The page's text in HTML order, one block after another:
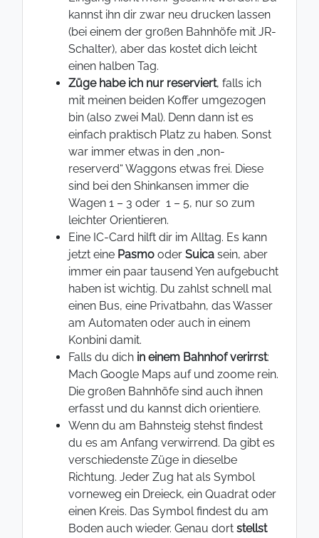
kannst ihn dir zwar neu drucken lassen
(bei einem der großen Bahnhöfe mit JR-
Schalter), aber das kostet dich leicht
einen halben Tag.
Züge habe ich nur reserviert, falls ich
mit meinen beiden Koffer umgezogen
bin (also zwei Mal). Denn dann ist es
einfach praktisch Platz zu haben. Sonst
war immer etwas in den „non-
reserverd“ Waggons etwas frei. Diese
sind bei den Shinkansen immer die
Wagen 1 – 3 oder 1 – 5, nur so zum
leichter Orientieren.
Eine IC-Card hilft dir im Alltag. Es kann
jetzt eine Pasmo oder Suica sein, aber
immer ein paar tausend Yen aufgebucht
haben ist wichtig. Du zahlst schnell mal
einen Bus, eine Privatbahn, das Wasser
am Automaten oder auch in einem
Konbini damit.
Falls du dich in einem Bahnhof verirrst:
Mach Google Maps auf und zoome rein.
Die großen Bahnhöfe sind auch ihnen
erfasst und du kannst dich orientiere.
Wenn du am Bahnsteig stehst findest
du es am Anfang verwirrend. Da gibt es
verschiedenste Züge in dieselbe
Richtung. Jeder Zug hat als Symbol
vorneweg ein Dreieck, ein Quadrat oder
einen Kreis. Das Symbol findest du am
Boden auch wieder. Genau dort stellst